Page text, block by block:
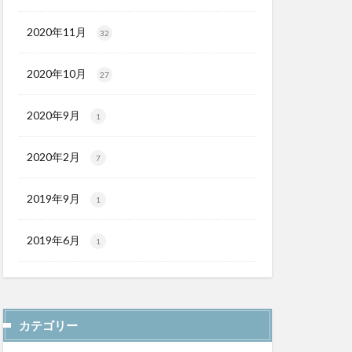
2020年11月 32
2020年10月 27
2020年9月 1
2020年2月 7
2019年9月 1
2019年6月 1
カテゴリー